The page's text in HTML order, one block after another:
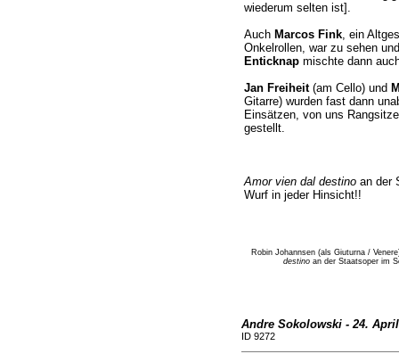
wiederum selten ist].
Auch Marcos Fink, ein
Onkelrollen, war zu sehen
Enticknapmischte dann
Jan Freiheit(am Cello) und
Gitarre) wurden fast dann
Einsätzen, von uns
gestellt.
Amor vien dal destinoan der
Wurf in jeder Hinsicht!!
Robin Johannsen (als Giuturna /
destino an der Staatsoper im
Andre Sokolowski - 24. April
ID 9272